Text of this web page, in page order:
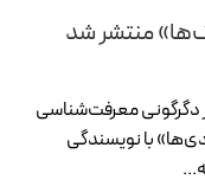
منتشر شد
دگرگونی معرفت‌شناسی
با نویسندگی